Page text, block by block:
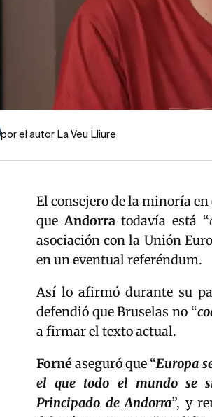
por el autor La Veu Lliure
El consejero de la minoría
que Andorra todavía está “
asociación con la Unión
en un eventual referéndum.
Así lo afirmó durante su
defendió que Bruselas no “
a firmar el texto actual.
Fornéaseguró que “Europa
el que todo el mundo se
Principado de Andorra”, y